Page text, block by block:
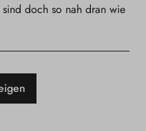
doch so nah dran wie